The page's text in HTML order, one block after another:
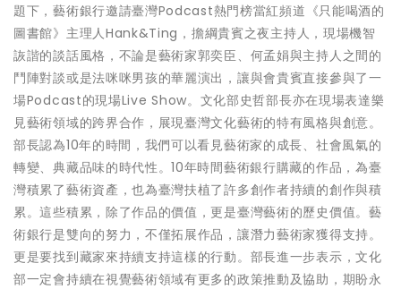
題下，藝術銀行邀請臺灣Podcast熱門榜當紅頻道《只能喝酒的
圖書館》主理人Hank&Ting，擔綱貴賓之夜主持人，現場機智
詼諧的談話風格，不論是藝術家郭奕臣、何孟娟與主持人之間的
鬥陣對談或是法咪咪男孩的華麗演出，讓與會貴賓直接參與了一
場Podcast的現場Live Show。文化部史哲部長亦在現場表達樂
見藝術領域的跨界合作，展現臺灣文化藝術的特有風格與創意。
部長認為10年的時間，我們可以看見藝術家的成長、社會風氣的
轉變、典藏品味的時代性。10年時間藝術銀行購藏的作品，為臺
灣積累了藝術資產，也為臺灣扶植了許多創作者持續的創作與積
累。這些積累，除了作品的價值，更是臺灣藝術的歷史價值。藝
術銀行是雙向的努力，不僅拓展作品，讓潛力藝術家獲得支持。
更是要找到藏家來持續支持這樣的行動。部長進一步表示，文化
部一定會持續在視覺藝術領域有更多的政策推動及協助，期盼永